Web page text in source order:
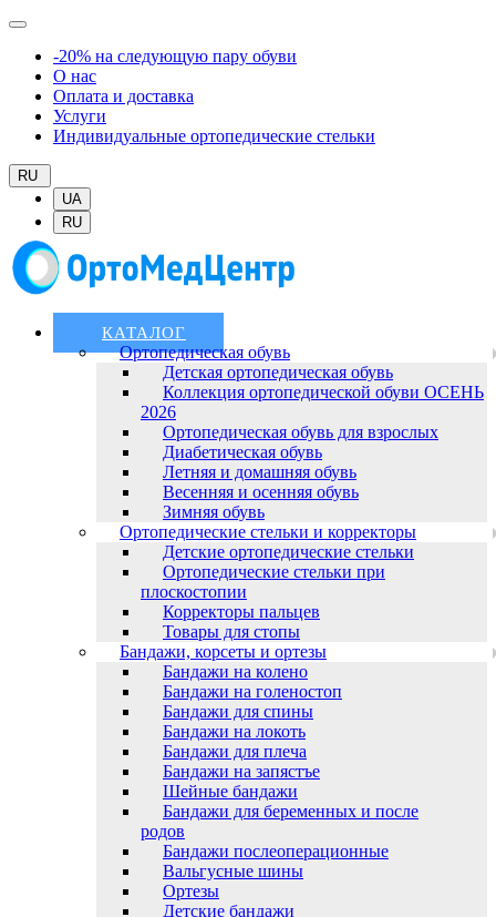
-20% на следующую пару обуви
О нас
Оплата и доставка
Услуги
Индивидуальные ортопедические стельки
RU
UA
RU
КАТАЛОГ
Ортопедическая обувь
Детская ортопедическая обувь
Коллекция ортопедической обуви ОСЕНЬ
2026
Ортопедическая обувь для взрослых
Диабетическая обувь
Летняя и домашняя обувь
Весенняя и осенняя обувь
Зимняя обувь
Ортопедические стельки и корректоры
Детские ортопедические стельки
Ортопедические стельки при
плоскостопии
Корректоры пальцев
Товары для стопы
Бандажи, корсеты и ортезы
Бандажи на колено
Бандажи на голеностоп
Бандажи для спины
Бандажи на локоть
Бандажи для плеча
Бандажи на запястъе
Шейные бандажи
Бандажи для беременных и после
родов
Бандажи послеоперационные
Вальгусные шины
Ортезы
Детские бандажи